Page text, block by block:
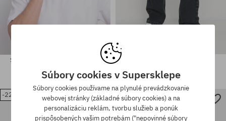
M; L; XL; XXL
Dostupné veľkosti:
S; M; XL
Šiltovka Carhartt WIP Madison
39,90 €
99,90 €
-22%
Súbory cookies v Supersklepe
Súbory cookies používame na plynulé prevádzkovanie
webovej stránky (základné súbory cookies) a na
personalizáciu reklám, tvorbu služieb a ponúk
prispôsobených vašim potrebám ("nepovinné súbory